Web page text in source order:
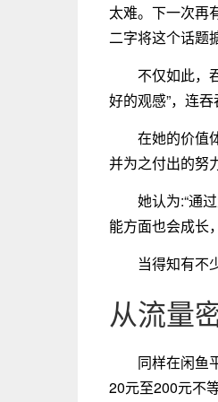
太难。下一次再
二字将这个话题
不仅如此，
好的观感”，连
在她的价值
并为之付出的努
她认为:“通
能方面也会成长
当得知有不
从流量
同样在闲鱼
20元至200元不